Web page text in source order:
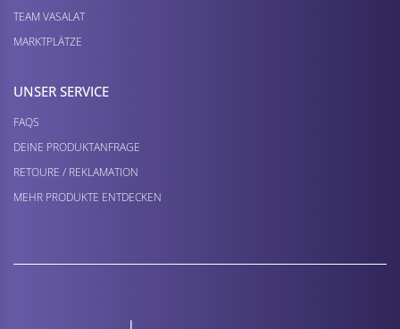
TEAM VASALAT
MARKTPLÄTZE
UNSER SERVICE
FAQS
DEINE PRODUKTANFRAGE
RETOURE / REKLAMATION
MEHR PRODUKTE ENTDECKEN